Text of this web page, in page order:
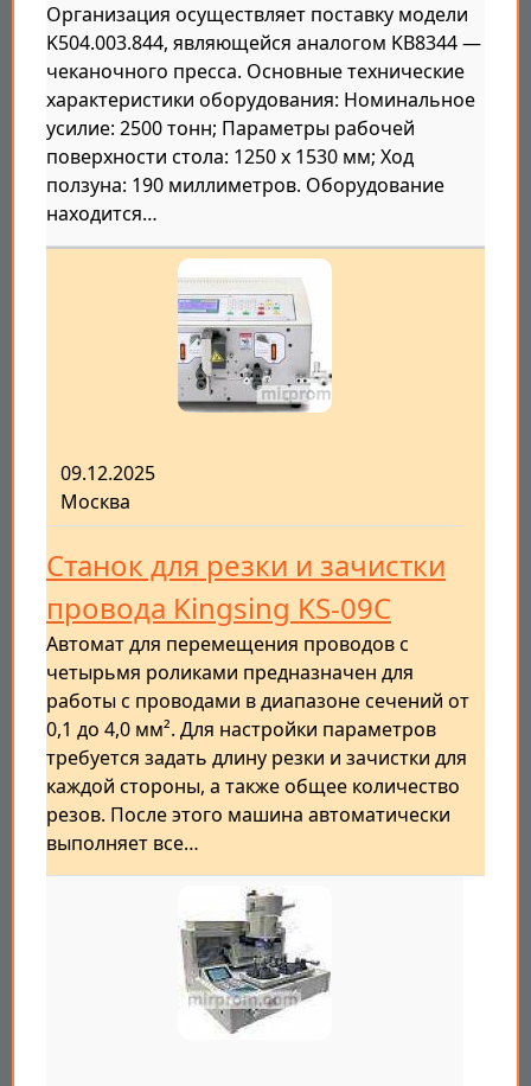
Организация осуществляет поставку модели
K504.003.844, являющейся аналогом KB8344 —
чеканочного пресса. Основные технические
характеристики оборудования: Номинальное
усилие: 2500 тонн; Параметры рабочей
поверхности стола: 1250 х 1530 мм; Ход
ползуна: 190 миллиметров. Оборудование
находится…
09.12.2025
Москва
Станок для резки и зачистки
провода Kingsing KS-09C
Автомат для перемещения проводов с
четырьмя роликами предназначен для
работы с проводами в диапазоне сечений от
0,1 до 4,0 мм². Для настройки параметров
требуется задать длину резки и зачистки для
каждой стороны, а также общее количество
резов. После этого машина автоматически
выполняет все…